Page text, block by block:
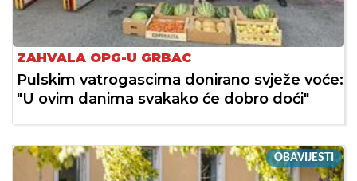
ZAHVALA OPG-U GRBAC
Pulskim vatrogascima donirano svježe voće:
"U ovim danima svakako će dobro doći"
OBAVIJESTI